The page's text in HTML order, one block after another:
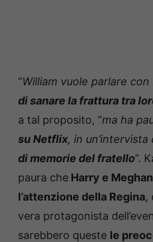
“William vuole parlare
di sanare la frattura tra
a tal proposito, “ma ha
su Netflix, in un’intervista
di memorie del fratello“.
paura che Harry e Meghan
l’attenzione della Regina,
vera protagonista
sarebbero queste le